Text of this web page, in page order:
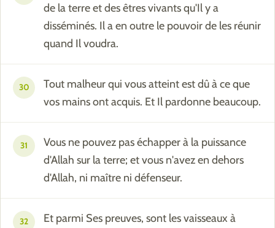
de la terre et des êtres vivants qu'Il y a
disséminés. Il a en outre le pouvoir de les réunir
quand Il voudra.
30
Tout malheur qui vous atteint est dû à ce que
vos mains ont acquis. Et Il pardonne beaucoup.
31
Vous ne pouvez pas échapper à la puissance
d'Allah sur la terre; et vous n'avez en dehors
d'Allah, ni maître ni défenseur.
32
Et parmi Ses preuves, sont les vaisseaux à